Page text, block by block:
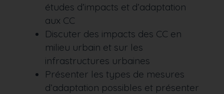
études d’impacts et d’adaptation
aux CC
Discuter des impacts des CC en
milieu urbain et sur les
infrastructures urbaines
Présenter les types de mesures
d’adaptation possibles et présenter